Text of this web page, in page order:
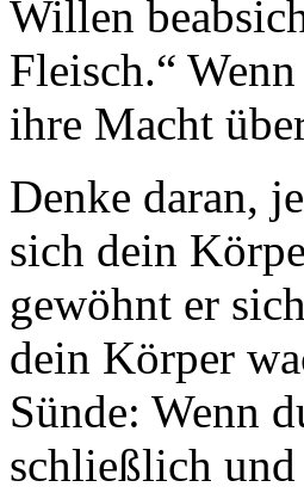
Willen
Fleisch.“
ihre Macht
Denke daran,
sich dein
gewöhnt er
dein Körper
Sünde: Wenn
schließlich